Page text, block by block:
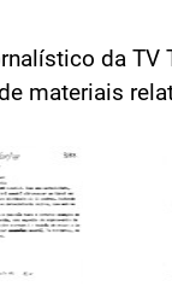
da
materiais